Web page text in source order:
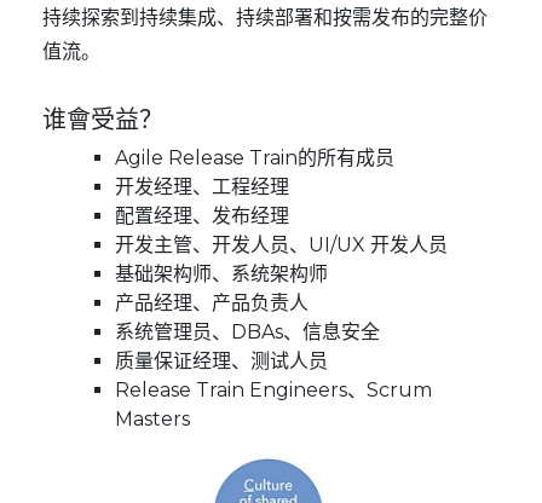
持续探索到持续集成、持续部署和按需发布的完整价
值流。
谁會受益？
Agile Release Train的所有成员
开发经理、工程经理
配置经理、发布经理
开发主管、开发人员、UI/UX 开发人员
基础架构师、系统架构师
产品经理、产品负责人
系统管理员、DBAs、信息安全
质量保证经理、测试人员
Release Train Engineers、Scrum
Masters